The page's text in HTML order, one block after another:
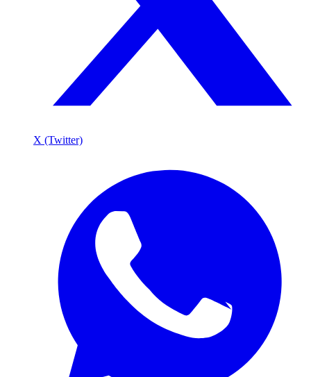
X (Twitter)